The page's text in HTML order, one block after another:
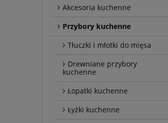
Akcesoria kuchenne
Przybory kuchenne
Tłuczki i młotki do mięsa
Drewniane przybory
kuchenne
Łopatki kuchenne
Łyżki kuchenne